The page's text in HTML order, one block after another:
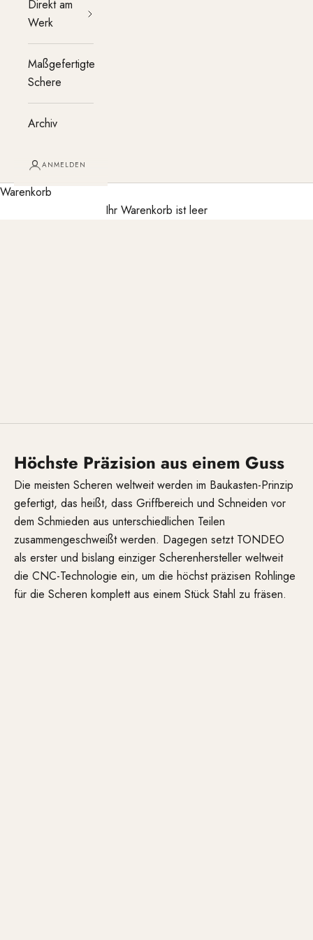
Direkt am
Werk
Maßgefertigte
Schere
Archiv
ANMELDEN
Warenkorb
Ihr Warenkorb ist leer
Die CNC-Technologie
Höchste Präzision aus einem Guss
Die meisten Scheren weltweit werden im Baukasten-Prinzip
gefertigt, das heißt, dass Griffbereich und Schneiden vor
dem Schmieden aus unterschiedlichen Teilen
zusammengeschweißt werden. Dagegen setzt TONDEO
als erster und bislang einziger Scherenhersteller weltweit
die CNC-Technologie ein, um die höchst präzisen Rohlinge
für die Scheren komplett aus einem Stück Stahl zu fräsen.